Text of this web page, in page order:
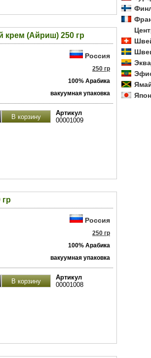
крем (Айриш) 250 гр
Россия
250 гр
100% Арабика
вакуумная упаковка
Артикул
00001009
гр
Россия
250 гр
100% Арабика
вакуумная упаковка
Артикул
00001008